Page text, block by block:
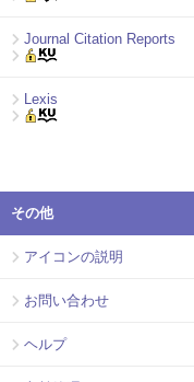
Journal Citation Reports
Lexis
その他
アイコンの説明
お問い合わせ
ヘルプ